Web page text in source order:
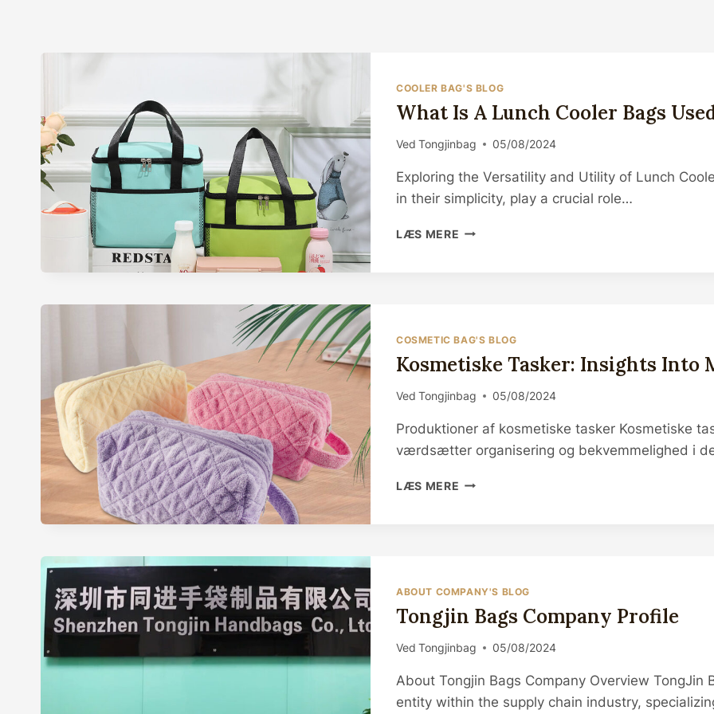
COOLER BAG'S BLOG
What Is A Lunch Cooler Bags
Ved Tongjinbag 05/08/2024
Exploring the Versatility and Utility of Lunch
in their simplicity, play a crucial role…
LÆS MERE WHAT
FOR?
COSMETIC BAG'S BLOG
Kosmetiske Tasker: Insights Into
Ved Tongjinbag 05/08/2024
Produktioner af kosmetiske tasker Kosmetiske
værdsætter organisering og bekvemmelighed i
LÆS MERE KOSMETISKE
ABOUT COMPANY'S BLOG
Tongjin Bags Company Profile
Ved Tongjinbag 05/08/2024
About Tongjin Bags Company Overview
entity within the supply chain industry,